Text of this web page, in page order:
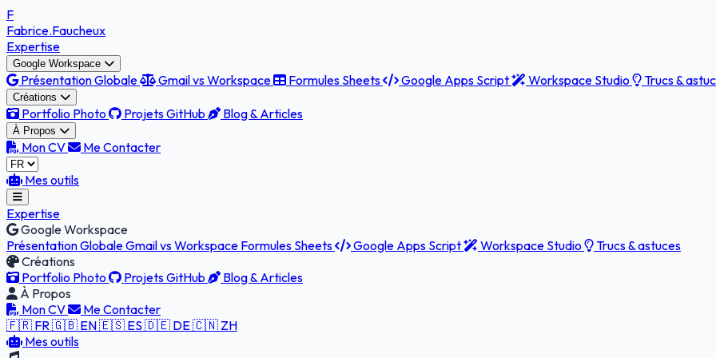
F
Fabrice.Faucheux
Expertise
Google Workspace
Présentation Globale Gmail vs Workspace Formules Sheets Google Apps Script Workspace Studio Trucs &
Créations
Portfolio Photo Projets GitHub Blog & Articles
À Propos
Mon CV Me Contacter
Mes outils
Expertise
Google Workspace
Présentation GlobaleGmail vs Workspace Formules Sheets Google Apps Script Workspace Studio
Trucs & astuces
Créations
Portfolio Photo
Projets GitHub
Blog & Articles
À Propos
Mon CV
Me Contacter
🇫🇷 FR🇬🇧 EN🇪🇸 ES 🇩🇪 DE🇨🇳 ZH
Mes outils